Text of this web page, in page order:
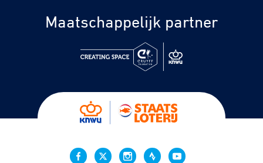
Maatschappelijk partner